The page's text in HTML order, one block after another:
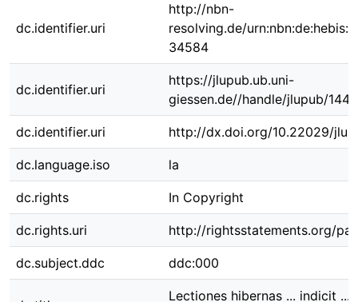
dc.identifier.uri
http://nbn-
resolving.de/
34584
dc.identifier.uri
https://jlupub.ub.uni-
giessen.de//handle/jlupub/1448
dc.identifier.uri http://dx.doi.org/10.22029/
dc.language.iso la
dc.rights In Copyright
dc.rights.uri http://rightsstatements.org/
dc.subject.ddc ddc:000
Lectiones hibernas ... indicit ...